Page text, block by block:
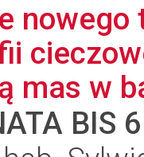
mas w
BIS 6